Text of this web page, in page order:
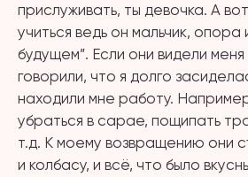
прислуживать, ты девочка. А
учиться ведь он мальчик,
будущем”. Если они видели меня
говорили, что я долго
находили мне работу.
убраться в сарае, пощипать
т.д. К моему возвращению они
и колбасу, и всё, что было